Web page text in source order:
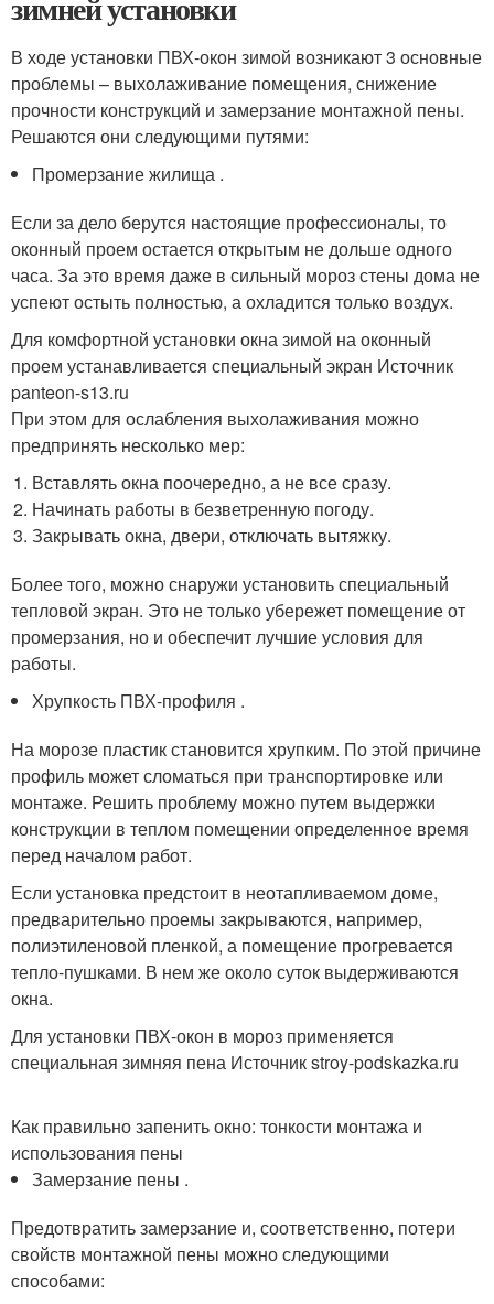
В ходе установки ПВХ-окон зимой возникают 3 основные
проблемы – выхолаживание помещения, снижение
прочности конструкций и замерзание монтажной пены.
Решаются они следующими путями:
Промерзание жилища .
Если за дело берутся настоящие профессионалы, то
оконный проем остается открытым не дольше одного
часа. За это время даже в сильный мороз стены дома не
успеют остыть полностью, а охладится только воздух.
Для комфортной установки окна зимой на оконный
проем устанавливается специальный экран Источник
panteon-s13.ru
При этом для ослабления выхолаживания можно
предпринять несколько мер:
Вставлять окна поочередно, а не все сразу.
Начинать работы в безветренную погоду.
Закрывать окна, двери, отключать вытяжку.
Более того, можно снаружи установить специальный
тепловой экран. Это не только убережет помещение от
промерзания, но и обеспечит лучшие условия для
работы.
Хрупкость ПВХ-профиля .
На морозе пластик становится хрупким. По этой причине
профиль может сломаться при транспортировке или
монтаже. Решить проблему можно путем выдержки
конструкции в теплом помещении определенное время
перед началом работ.
Если установка предстоит в неотапливаемом доме,
предварительно проемы закрываются, например,
полиэтиленовой пленкой, а помещение прогревается
тепло-пушками. В нем же около суток выдерживаются
окна.
Для установки ПВХ-окон в мороз применяется
специальная зимняя пена Источник stroy-podskazka.ru
Как правильно запенить окно: тонкости монтажа и
использования пены
Замерзание пены .
Предотвратить замерзание и, соответственно, потери
свойств монтажной пены можно следующими
способами: